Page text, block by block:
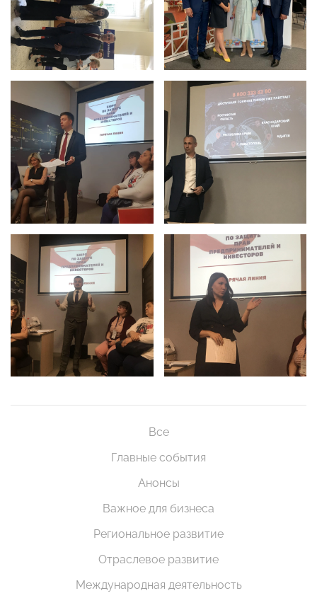
Все
Главные события
Анонсы
Важное для бизнеса
Региональное развитие
Отраслевое развитие
Международная деятельность